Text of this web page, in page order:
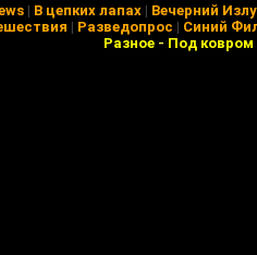
| В цепких лапах | Вечерний
| Разведопрос | Синий
Разное - Под ковром